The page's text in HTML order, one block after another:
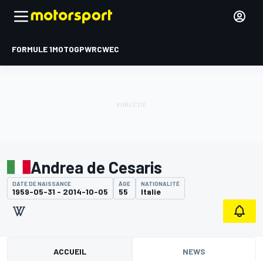
FORMULE 1MOTOGPWRCWEC
Andrea de Cesaris
DATE DE NAISSANCE
1959-05-31 - 2014-10-05
ÂGE
55
NATIONALITÉ
Italie
ACCUEIL NEWS